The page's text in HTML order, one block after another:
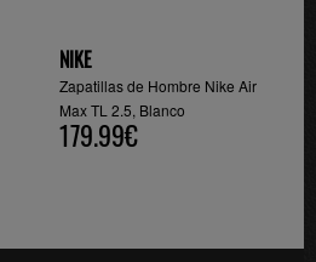
NIKE
Zapatillas de Hombre Nike Air
Max TL 2.5, Blanco
179.99€